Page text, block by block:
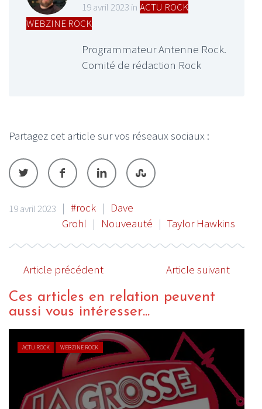
19 avril 2023 in ACTU ROCK
WEBZINE ROCK
Programmateur Antenne Rock.
Comité de rédaction Rock
Partagez cet article sur vos réseaux sociaux :
19 avril 2023 | #rock | Dave
Grohl | Nouveauté | Taylor Hawkins
Article précédent Article suivant
Ces articles en relation peuvent
aussi vous intéresser...
ACTU ROCK WEBZINE ROCK